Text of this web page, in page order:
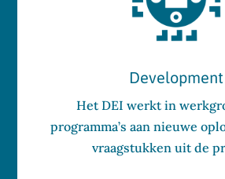
Development
Het DEI werkt in
programma’s aan nieuwe
vraagstukken uit de